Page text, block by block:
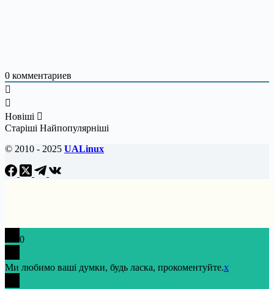
0 комментариев
Новіші
Старіші Найпопулярніші
© 2010 - 2025 UALinux
0
Ми любимо ваші думки, будь ласка, прокоментуйте.x